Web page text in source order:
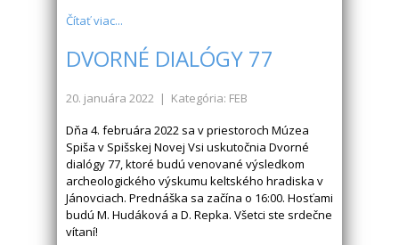
Čítať viac...
DVORNÉ DIALÓGY 77
20. januára 2022 | Kategória: FEB
Dňa 4. februára 2022 sa v priestoroch Múzea
Spiša v Spišskej Novej Vsi uskutočnia Dvorné
dialógy 77, ktoré budú venované výsledkom
archeologického výskumu keltského hradiska v
Jánovciach. Prednáška sa začína o 16:00. Hosťami
budú M. Hudáková a D. Repka. Všetci ste srdečne
vítaní!